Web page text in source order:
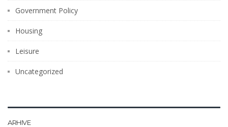
Government Policy
Housing
Leisure
Uncategorized
ARHIVE